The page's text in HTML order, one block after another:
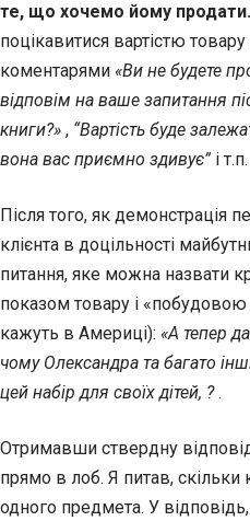
те, що хочемо йому продати.
поцікавитися вартістю
коментарями «Ви не будете
відповім на ваше запитання
книги?» , “Вартість буде
вона вас приємно здивує” і т.п.
Після того, як демонстрація
клієнта в доцільності
питання, яке можна назвати
показом товару і
кажуть в Америці): «А тепер
чому Олександра та багато
цей набір для своїх дітей, ?.
Отримавши ствердну
прямо в лоб. Я питав, скільки
одного предмета. У